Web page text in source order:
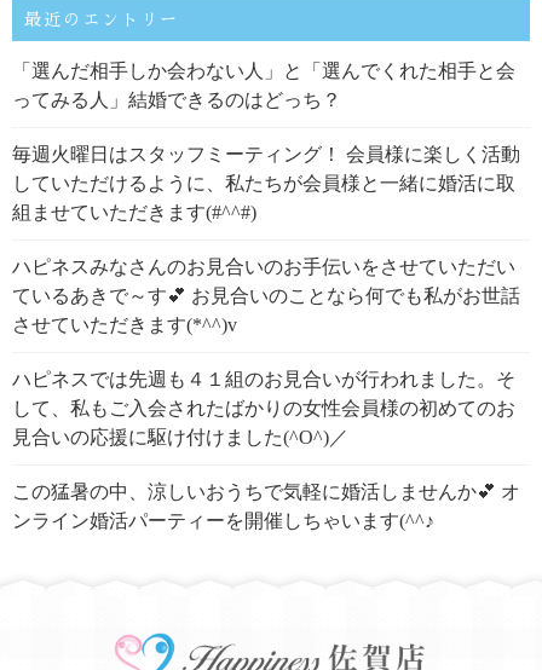
最近のエントリー
「選んだ相手しか会わない人」と「選んでくれた相手と会
ってみる人」結婚できるのはどっち？
毎週火曜日はスタッフミーティング！ 会員様に楽しく活動
していただけるように、私たちが会員様と一緒に婚活に取
組ませていただきます(#^^#)
ハピネスみなさんのお見合いのお手伝いをさせていただい
ているあきで～す💕 お見合いのことなら何でも私がお世話
させていただきます(*^^)v
ハピネスでは先週も４１組のお見合いが行われました。そ
して、私もご入会されたばかりの女性会員様の初めてのお
見合いの応援に駆け付けました(^O^)／
この猛暑の中、涼しいおうちで気軽に婚活しませんか💕 オ
ンライン婚活パーティーを開催しちゃいます(^^♪